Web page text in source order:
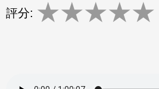
評分: ★★★★★